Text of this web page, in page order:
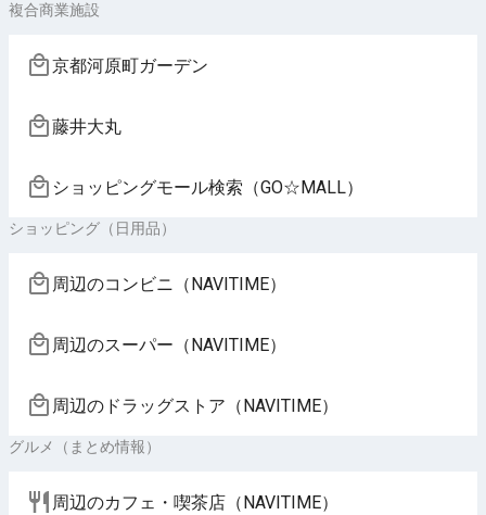
複合商業施設
京都河原町ガーデン
藤井大丸
ショッピングモール検索（GO☆MALL）
ショッピング（日用品）
周辺のコンビニ（NAVITIME）
周辺のスーパー（NAVITIME）
周辺のドラッグストア（NAVITIME）
グルメ（まとめ情報）
周辺のカフェ・喫茶店（NAVITIME）